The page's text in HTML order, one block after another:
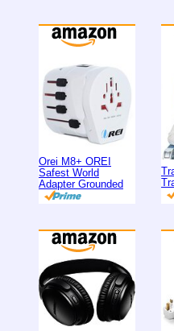
Orei M8+ OREI
Safest World
Adapter Grounded